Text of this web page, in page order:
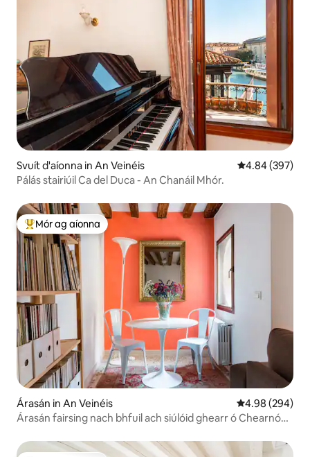
Svuít d'aíonna in An Veinéis Meánrátáil
4.84 (397)
Pálás stairiúil Ca del Duca - An Chanáil Mhór.
An-mhór ag aíonna
Mór ag aíonna
Árasán in An Veinéis Meánrátáil
4.98 (294)
Árasán fairsing nach bhfuil ach siúlóid ghearr ó Chearnóg